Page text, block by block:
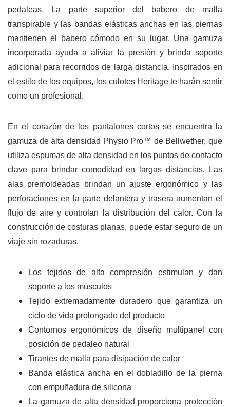
pedaleas. La parte superior del babero de malla
transpirable y las bandas elásticas anchas en las piernas
mantienen el babero cómodo en su lugar. Una gamuza
incorporada ayuda a aliviar la presión y brinda soporte
adicional para recorridos de larga distancia. Inspirados en
el estilo de los equipos, los culotes Heritage te harán sentir
como un profesional.
En el corazón de los pantalones cortos se encuentra la
gamuza de alta densidad Physio Pro™ de Bellwether, que
utiliza espumas de alta densidad en los puntos de contacto
clave para brindar comodidad en largas distancias. Las
alas premoldeadas brindan un ajuste ergonómico y las
perforaciones en la parte delantera y trasera aumentan el
flujo de aire y controlan la distribución del calor. Con la
construcción de costuras planas, puede estar seguro de un
viaje sin rozaduras.
Los tejidos de alta compresión estimulan y dan
soporte a los músculos
Tejido extremadamente duradero que garantiza un
ciclo de vida prolongado del producto
Contornos ergonómicos de diseño multipanel con
posición de pedaleo natural
Tirantes de malla para disipación de calor
Banda elástica ancha en el dobladillo de la pierna
con empuñadura de silicona
La gamuza de alta densidad proporciona protección